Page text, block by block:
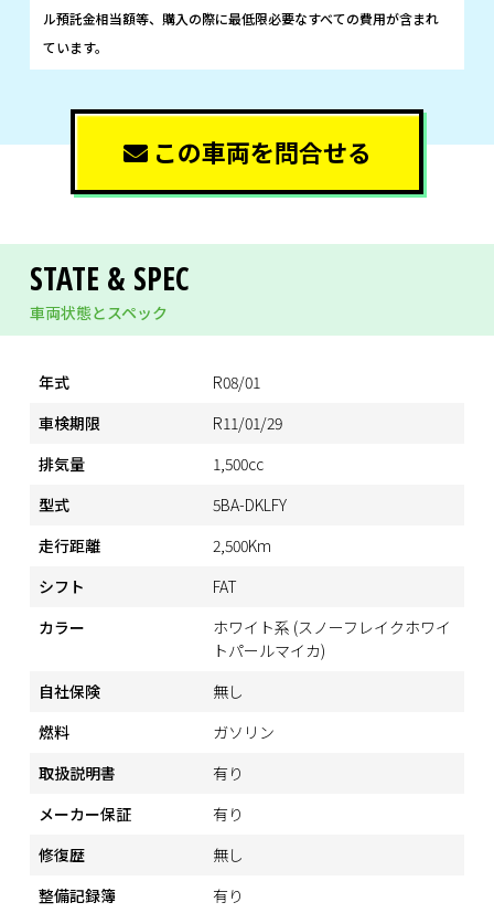
ル預託金相当額等、購入の際に最低限必要なすべての費用が含まれ
ています。
この車両を問合せる
STATE & SPEC
車両状態とスペック
年式
R08/01
車検期限
R11/01/29
排気量
1,500cc
型式
5BA-DKLFY
走行距離
2,500Km
シフト
FAT
カラー
ホワイト系 (スノーフレイクホワイ
トパールマイカ)
自社保険
無し
燃料
ガソリン
取扱説明書
有り
メーカー保証
有り
修復歴
無し
整備記録簿
有り